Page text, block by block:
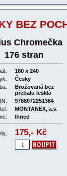
BEZ
Chromečka
176 stran
160 x 240
Česky
Brožovaná bez
přebalu lesklá
9788072251384
MONTANEX, a.s.
Ihned
175,- Kč